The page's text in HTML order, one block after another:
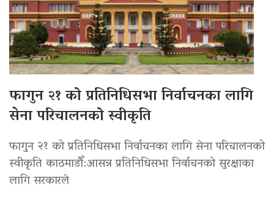
फागुन २१ को प्रतिनिधिसभा निर्वाचनका लागि
सेना परिचालनको स्वीकृति
फागुन २१ को प्रतिनिधिसभा निर्वाचनका लागि सेना परिचालनको
स्वीकृति काठमाडौँ:आसन्न प्रतिनिधिसभा निर्वाचनको सुरक्षाका
लागि सरकारले